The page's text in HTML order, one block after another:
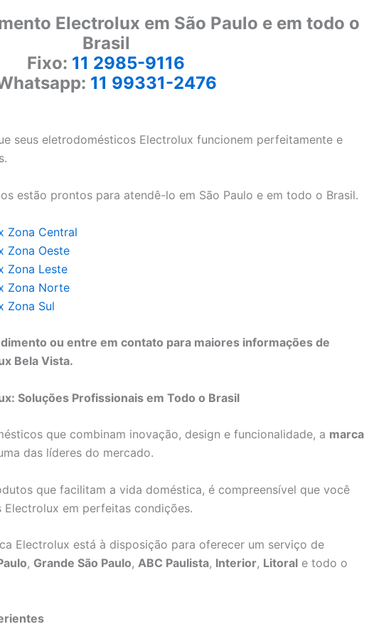
Electrolux em São Paulo e em todo o
Brasil
Fixo: 11 2985-9116
11 99331-2476
seus eletrodomésticos Electrolux funcionem perfeitamente e
estão prontos para atendê-lo em São Paulo e em todo o Brasil.
Zona Central
Zona Oeste
Zona Leste
Zona Norte
Zona Sul
ou entre em contato para maiores informações de
Bela Vista.
Soluções Profissionais em Todo o Brasil
que combinam inovação, design e funcionalidade, a marca
das líderes do mercado.
que facilitam a vida doméstica, é compreensível que você
Electrolux em perfeitas condições.
Electrolux está à disposição para oferecer um serviço de
, Grande São Paulo, ABC Paulista, Interior, Litoral e todo o